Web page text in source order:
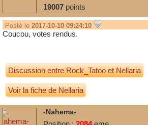
19007 points
Posté le 2017-10-10 09:24:10
Coucou, votes rendus.
Discussion entreRock_TatooetNellaria
Voir la fiche de Nellaria
-Nahema-